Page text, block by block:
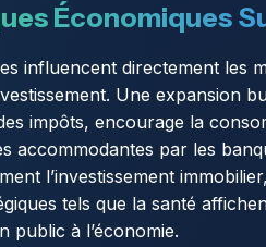
Économiques
influencent directement
Une expansion
impôts, encourage la
accommodantes par les
l’investissement
tels que la santé
public à l’économie.